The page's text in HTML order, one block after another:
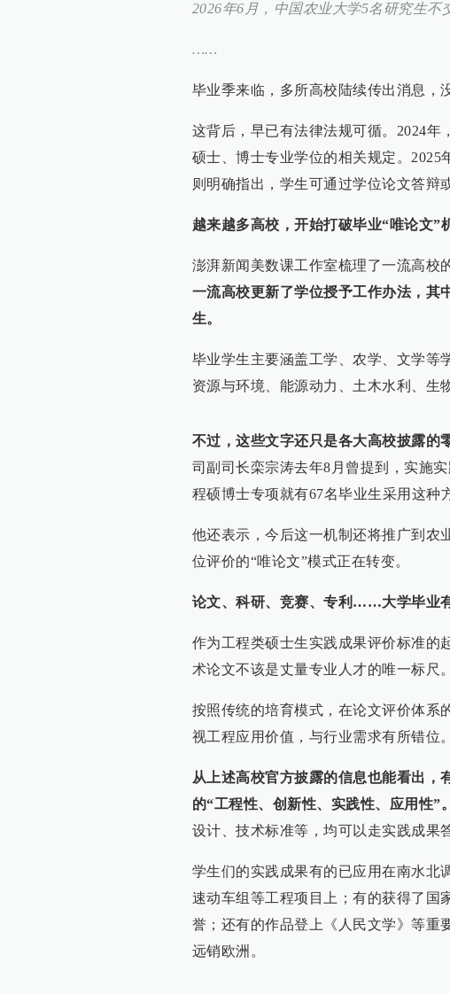
2026年6月，中国农业大学5名研究生不
……
毕业季来临，多所高校陆续传出消息，
这背后，早已有法律法规可循。2024
硕士、博士专业学位的相关规定。2025
则明确指出，学生可通过学位论文答辩
越来越多高校，开始打破毕业“唯论文”
澎湃新闻美数课工作室梳理了一流高校
一流高校更新了学位授予工作办法，其
生。
毕业学生主要涵盖工学、农学、文学等
资源与环境、能源动力、土木水利、生
不过，这些文字还只是各大高校披露的
司副司长栾宗涛去年8月曾提到，实施
程硕博士专项就有67名毕业生采用这种
他还表示，今后这一机制还将推广到农
位评价的“唯论文”模式正在转变。
论文、科研、竞赛、专利……大学毕业
作为工程类硕士生实践成果评价标准的
术论文不该是丈量专业人才的唯一标尺
按照传统的培育模式，在论文评价体系
视工程应用价值，与行业需求有所错位。
从上述高校官方披露的信息也能看出，
的“工程性、创新性、实践性、应用性”。
设计、技术标准等，均可以走实践成果
学生们的实践成果有的已应用在南水北
速动车组等工程项目上；有的获得了国
誉；还有的作品登上《人民文学》等重
远销欧洲。